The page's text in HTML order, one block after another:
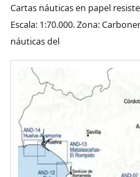
Cartas náuticas en papel
Escala: 1:70.000. Zona:
náuticas del